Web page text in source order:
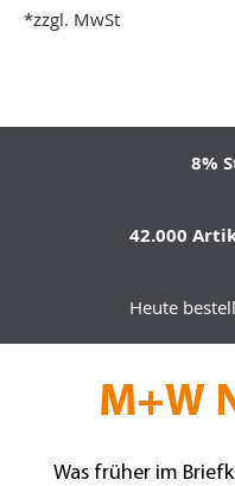
*zzgl. MwSt
8%
42.000
Heute
M+W
Was früher im